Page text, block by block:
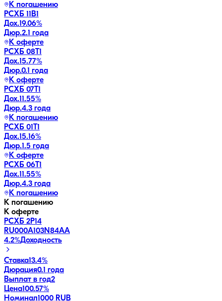
К погашению
РСХБ 11В1
Дох.19.06%
Дюр.2.1 года
К оферте
РСХБ 08Т1
Дох.15.77%
Дюр.0.1 года
К оферте
РСХБ 07Т1
Дох.11.55%
Дюр.4.3 года
К погашению
РСХБ 01Т1
Дох.15.16%
Дюр.1.5 года
К оферте
РСХБ 06Т1
Дох.11.55%
Дюр.4.3 года
К погашению
К погашению
К оферте
РСХБ 2Р14
RU000A103N84AA
4.2%Доходность
Ставка13.4%
Дюрация0.1 года
Выплат в год2
Цена100.57%
Номинал1000 RUB